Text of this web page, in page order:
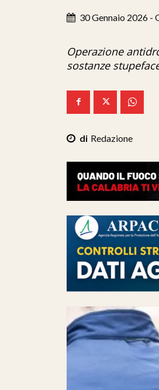
30 Gennaio 2026 -
Operazione
sostanze
Redazione